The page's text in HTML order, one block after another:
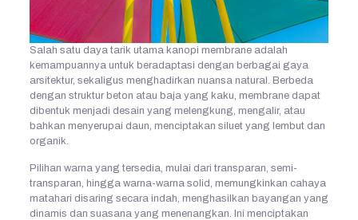
Salah satu daya tarik utama kanopi membrane adalah
kemampuannya untuk beradaptasi dengan berbagai gaya
arsitektur, sekaligus menghadirkan nuansa natural. Berbeda
dengan struktur beton atau baja yang kaku, membrane dapat
dibentuk menjadi desain yang melengkung, mengalir, atau
bahkan menyerupai daun, menciptakan siluet yang lembut dan
organik.
Pilihan warna yang tersedia, mulai dari transparan, semi-
transparan, hingga warna-warna solid, memungkinkan cahaya
matahari disaring secara indah, menghasilkan bayangan yang
dinamis dan suasana yang menenangkan. Ini menciptakan